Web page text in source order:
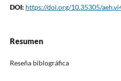
DOI: https://doi.org/10.35305/
Resumen
Reseña biblográfica